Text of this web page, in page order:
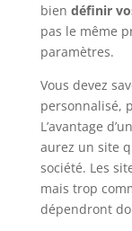
bien définir
pas le même
paramètres.
Vous devez
personnalisé,
L’avantage
aurez un site
société. Les
mais trop
dépendront